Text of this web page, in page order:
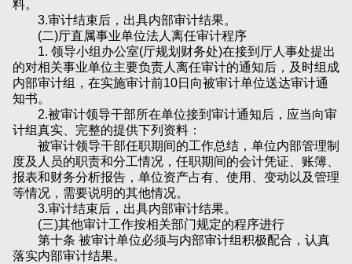
料。
3.审计结束后，出具内部审计结果。
(二)厅直属事业单位法人离任审计程序
1. 领导小组办公室(厅规划财务处)在接到厅人事处提出
的对相关事业单位主要负责人离任审计的通知后，及时组成
内部审计组，在实施审计前10日向被审计单位送达审计通
知书。
2.被审计领导干部所在单位接到审计通知后，应当向审
计组真实、完整的提供下列资料：
被审计领导干部任职期间的工作总结，单位内部管理制
度及人员的职责和分工情况，任职期间的会计凭证、账簿、
报表和财务分析报告，单位资产占有、使用、变动以及管理
等情况，需要说明的其他情况。
3.审计结束后，出具内部审计结果。
(三)其他审计工作按相关部门规定的程序进行
第十条 被审计单位必须与内部审计组积极配合，认真
落实内部审计结果。